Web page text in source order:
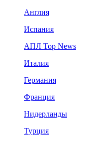
Англия
Испания
АПЛ Top News
Италия
Германия
Франция
Нидерланды
Турция